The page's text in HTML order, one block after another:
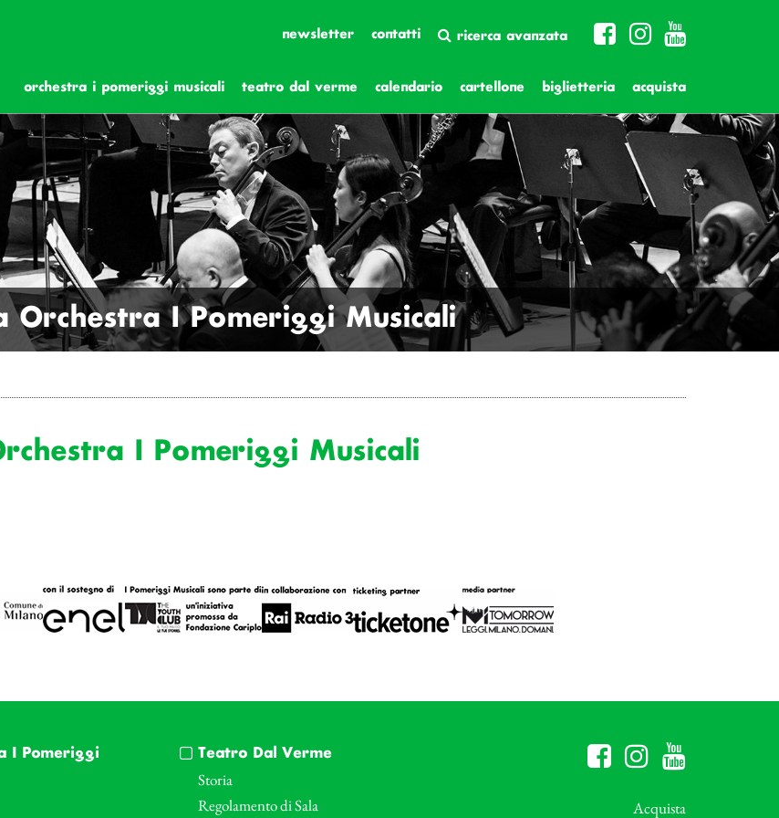
newsletter contatti ricerca avanzata
orchestra i pomeriggi musicali teatro dal verme calendario cartellone biglietteria acquista
Orchestra I Pomeriggi Musicali
I Pomeriggi Musicali
I Pomeriggi
Teatro Dal Verme
Storia
Regolamento di Sala
Acquista